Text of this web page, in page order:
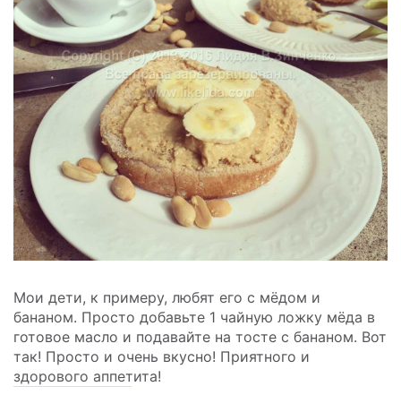
Мои дети, к примеру, любят его с мёдом и
бананом. Просто добавьте 1 чайную ложку мёда в
готовое масло и подавайте на тосте с бананом. Вот
так! Просто и очень вкусно! Приятного и
здорового аппетита!